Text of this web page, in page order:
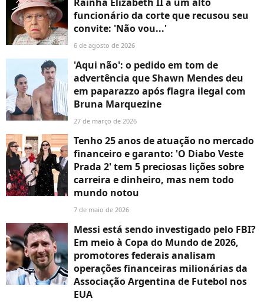
funcionário da corte que recusou seu
convite: 'Não vou...'
6 de agosto de 2026
'Aqui não': o pedido em tom de
advertência que Shawn Mendes deu
em paparazzo após flagra ilegal com
Bruna Marquezine
27 de março de 2026
Tenho 25 anos de atuação no mercado
financeiro e garanto: 'O Diabo Veste
Prada 2' tem 5 preciosas lições sobre
carreira e dinheiro, mas nem todo
mundo notou
7 de maio de 2026
Messi está sendo investigado pelo FBI?
Em meio à Copa do Mundo de 2026,
promotores federais analisam
operações financeiras milionárias da
Associação Argentina de Futebol nos
EUA